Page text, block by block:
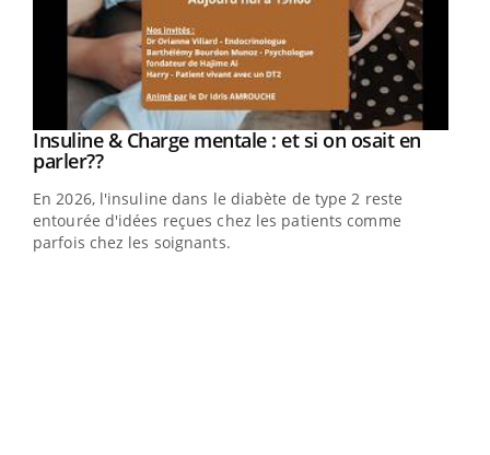
Youtube
Insuline & Charge mentale : et si on osait en
parler??Youtube
En 2026, l'insuline dans le diabète de type 2 reste
entourée d'idées reçues chez les patients comme
parfois chez les soignants.